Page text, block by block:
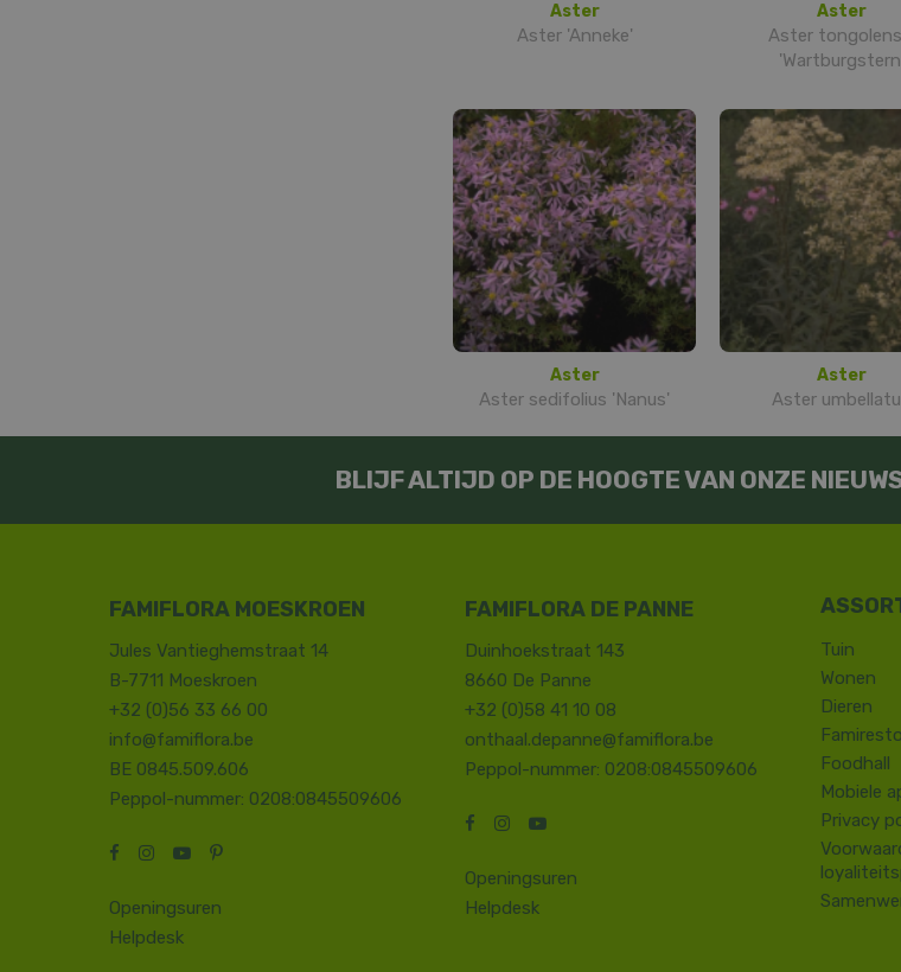
Aster
Aster 'Anneke'
Aster
Aster
Aster
Aster sedifolius 'Nanus'
Aster
Aster
BLIJF ALTIJD OP DE HOOGTE VAN ONZE
FAMIFLORA MOESKROEN
Jules Vantieghemstraat 14
B-7711 Moeskroen
+32 (0)56 33 66 00
info@famiflora.be
BE 0845.509.606
Peppol-nummer: 0208:0845509606
Openingsuren
Helpdesk
FAMIFLORA DE PANNE
Duinhoekstraat 143
8660 De Panne
+32 (0)58 41 10 08
onthaal.depanne@famiflora.be
Peppol-nummer: 0208:0845509606
Openingsuren
Helpdesk
Tuin
Wonen
Dieren
Famiresto
Foodhall
Mobiele
Privacy